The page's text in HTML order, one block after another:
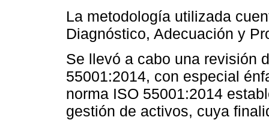
La metodología utilizada
Diagnóstico, Adecuación y
Se llevó a cabo una revisión
55001:2014, con especial
norma ISO 55001:2014
gestión de activos, cuya